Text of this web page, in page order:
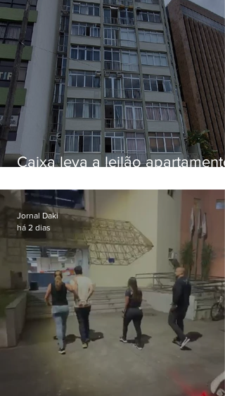
Caixa leva a leilão apartamento
Botafogo
Jornal Daki
há 2 dias